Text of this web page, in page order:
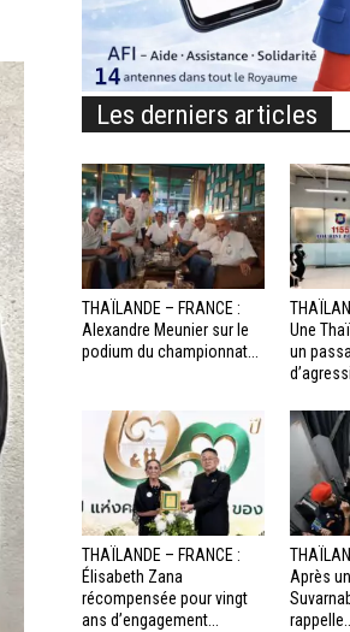
Les derniers articles
THAÏLANDE – FRANCE :
Alexandre Meunier sur le
podium du championnat...
Une
un
THAÏLANDE – FRANCE :
Élisabeth Zana
récompensée pour vingt
ans d’engagement...
Après